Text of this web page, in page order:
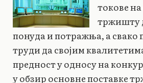
токове
тржишту
понуда и потражња, а свако
труди да својим
предност у односу на
у обзир основне поставке